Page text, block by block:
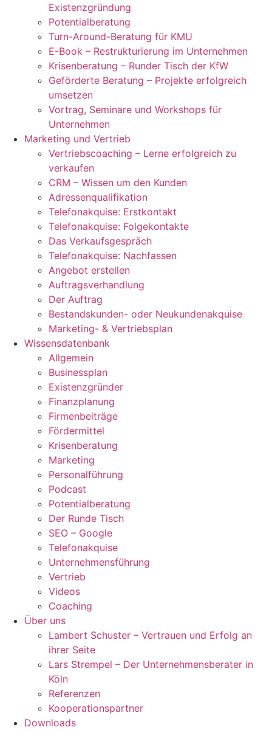
Existenzgründung
Potentialberatung
Turn-Around-Beratung für KMU
E-Book – Restrukturierung im Unternehmen
Krisenberatung – Runder Tisch der KfW
Geförderte Beratung – Projekte erfolgreich
umsetzen
Vortrag, Seminare und Workshops für
Unternehmen
Marketing und Vertrieb
Vertriebscoaching – Lerne erfolgreich zu
verkaufen
CRM – Wissen um den Kunden
Adressenqualifikation
Telefonakquise: Erstkontakt
Telefonakquise: Folgekontakte
Das Verkaufsgespräch
Telefonakquise: Nachfassen
Angebot erstellen
Auftragsverhandlung
Der Auftrag
Bestandskunden- oder Neukundenakquise
Marketing- & Vertriebsplan
Wissensdatenbank
Allgemein
Businessplan
Existenzgründer
Finanzplanung
Firmenbeiträge
Fördermittel
Krisenberatung
Marketing
Personalführung
Podcast
Potentialberatung
Der Runde Tisch
SEO – Google
Telefonakquise
Unternehmensführung
Vertrieb
Videos
Coaching
Über uns
Lambert Schuster – Vertrauen und Erfolg an
ihrer Seite
Lars Strempel – Der Unternehmensberater in
Köln
Referenzen
Kooperationspartner
Downloads